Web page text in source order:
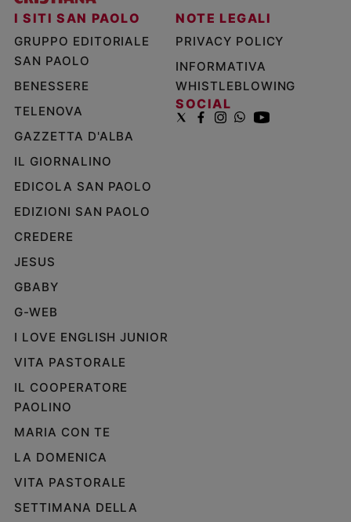
I SITI SAN PAOLO
GRUPPO EDITORIALE
SAN PAOLO
BENESSERE
TELENOVA
GAZZETTA D'ALBA
IL GIORNALINO
EDICOLA SAN PAOLO
EDIZIONI SAN PAOLO
CREDERE
JESUS
GBABY
G-WEB
I LOVE ENGLISH JUNIOR
VITA PASTORALE
IL COOPERATORE
PAOLINO
MARIA CON TE
LA DOMENICA
VITA PASTORALE
SETTIMANA DELLA
NOTE LEGALI
PRIVACY POLICY
INFORMATIVA
WHISTLEBLOWING
SOCIAL